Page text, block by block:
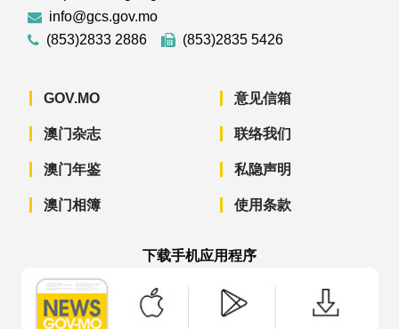
info@gcs.gov.mo
(853)2833 2886
(853)2835 5426
GOV.MO
澳门杂志
澳门年鉴
澳门相簿
意见信箱
联络我们
私隐声明
使用条款
下载手机应用程序